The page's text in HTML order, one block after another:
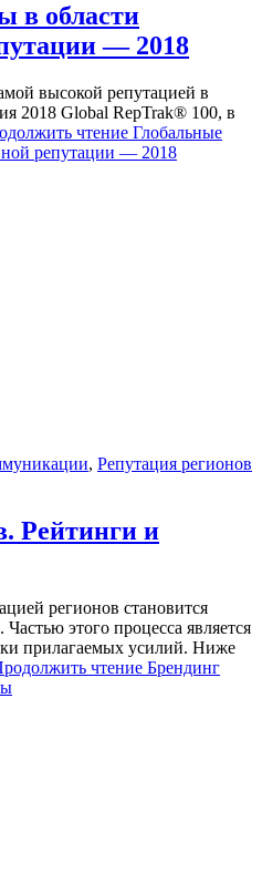
в области
— 2018
высокой репутацией в
2018 Global RepTrak® 100, в
чтение Глобальные
репутации — 2018
, Репутация регионов
Рейтинги и
регионов становится
этого процесса является
прилагаемых усилий. Ниже
чтение Брендинг